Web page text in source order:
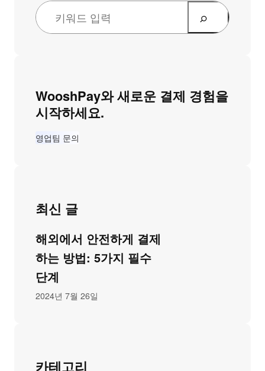
WooshPay와 새로운 결제 경험을
시작하세요.
영업팀 문의
최신 글
해외에서 안전하게 결제
하는 방법: 5가지 필수
단계
2024년 7월 26일
카테고리